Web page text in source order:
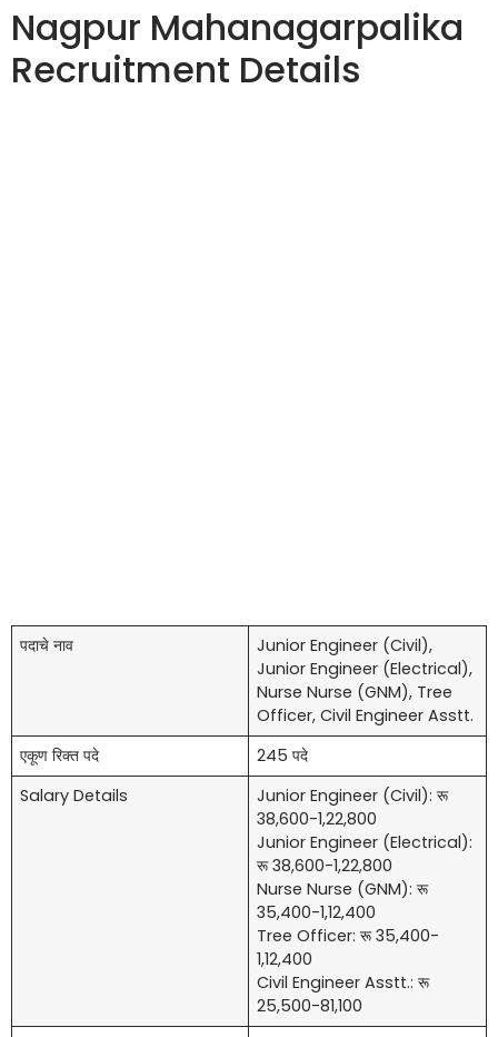
Nagpur Mahanagarpalika
Recruitment Details
पदाचे नाव
Junior Engineer (Civil),
Junior Engineer (Electrical),
Nurse Nurse (GNM), Tree
Officer, Civil Engineer Asstt.
एकूण रिक्त पदे
245 पदे
Salary Details
Junior Engineer (Civil): रू
38,600-1,22,800
Junior Engineer (Electrical):
रू 38,600-1,22,800
Nurse Nurse (GNM): रू
35,400-1,12,400
Tree Officer: रू 35,400-
1,12,400
Civil Engineer Asstt.: रू
25,500-81,100